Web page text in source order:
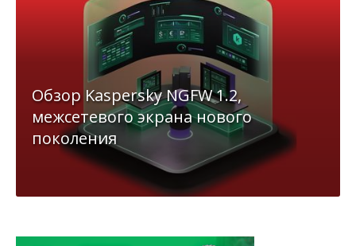
Обзор Kaspersky NGFW 1.2,
межсетевого экрана нового
поколения